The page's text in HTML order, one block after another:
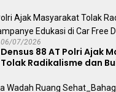
06/07/2026
Densus 88 AT Polri Ajak
Tolak Radikalisme dan
Free Day Makassar